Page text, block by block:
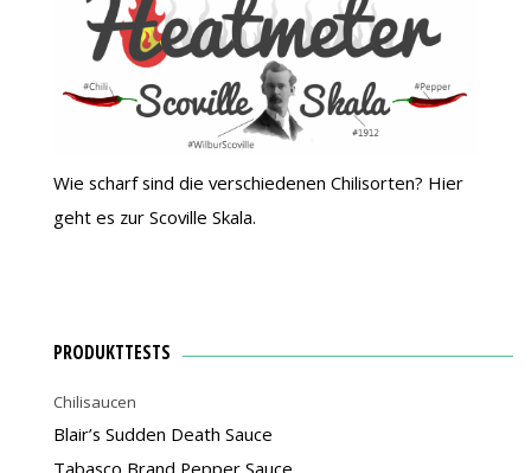
Wie scharf sind die verschiedenen Chilisorten? Hier
geht es zur Scoville Skala.
PRODUKTTESTS
Chilisaucen
Blair’s Sudden Death Sauce